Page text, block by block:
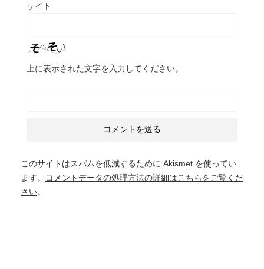
サイト
上に表示された文字を入力してください。
このサイトはスパムを低減するために Akismet を使ってい
ます。
コメントデータの処理方法の詳細はこちらをご覧くだ
さい。